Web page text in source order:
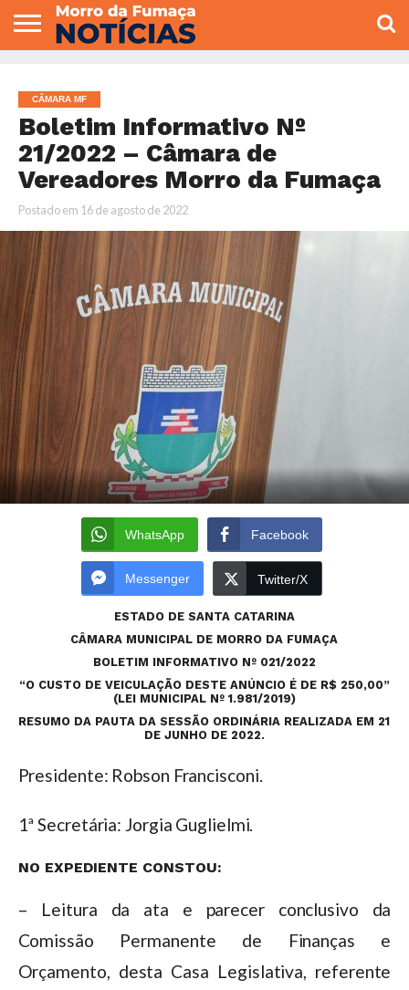
VEREADORES
CÂMARA MF
Boletim Informativo Nº
21/2022 – Câmara de
Vereadores Morro da Fumaça
Postado em 16 de agosto de 2022
WhatsApp Facebook
Messenger Twitter/X
ESTADO DE SANTA CATARINA
CÂMARA MUNICIPAL DE MORRO DA FUMAÇA
BOLETIM INFORMATIVO Nº 021/2022
“O CUSTO DE VEICULAÇÃO DESTE ANÚNCIO É DE R$ 250,00”
(LEI MUNICIPAL Nº 1.981/2019)
RESUMO DA PAUTA DA SESSÃO ORDINÁRIA REALIZADA EM 21
DE JUNHO DE 2022.
Presidente: Robson Francisconi.
1ª Secretária: Jorgia Guglielmi.
NO EXPEDIENTE CONSTOU:
– Leitura da ata e parecer conclusivo da
Comissão Permanente de Finanças e
Orçamento, desta Casa Legislativa, referente